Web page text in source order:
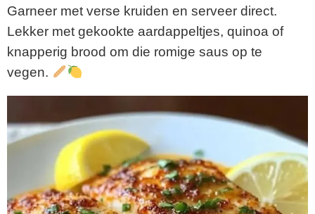
Garneer met verse kruiden en serveer direct.
Lekker met gekookte aardappeltjes, quinoa of
knapperig brood om die romige saus op te
vegen.